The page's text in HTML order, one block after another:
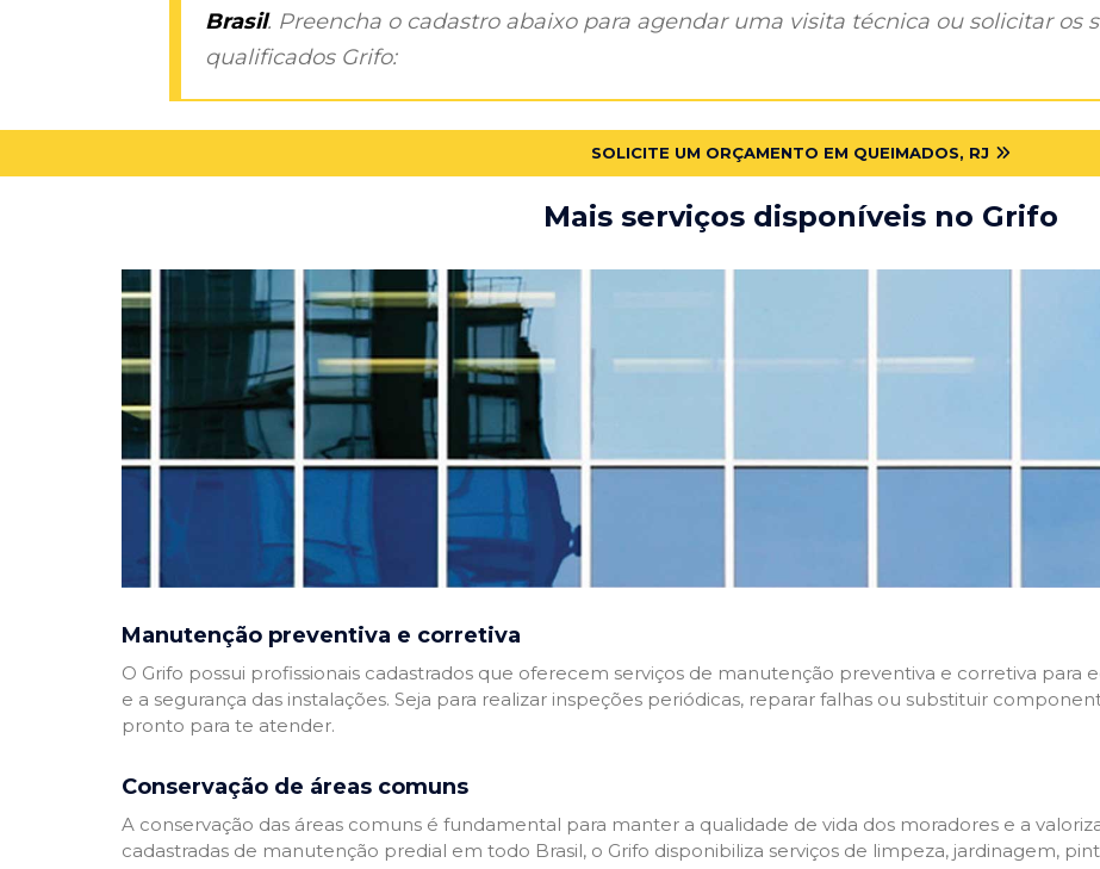
Brasil. Preencha o cadastro abaixo para agendar uma visita técnica ou solicitar os
qualificados Grifo:
SOLICITE UM ORÇAMENTO EM QUEIMADOS, RJ
Mais serviços disponíveis no Grifo
Manutenção preventiva e corretiva
O Grifo possui profissionais cadastrados que oferecem serviços de manutenção preventiva e corretiva
e a segurança das instalações. Seja para realizar inspeções periódicas, reparar falhas ou substituir
pronto para te atender.
Conservação de áreas comuns
A conservação das áreas comuns é fundamental para manter a qualidade de vida dos moradores e a
cadastradas de manutenção predial em todo Brasil, o Grifo disponibiliza serviços de limpeza, jardinagem,